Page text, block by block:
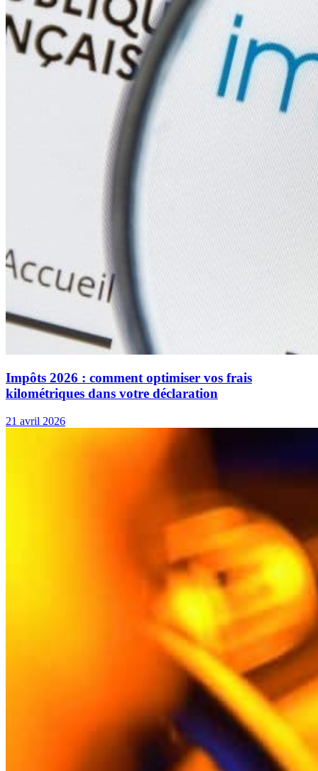
Impôts 2026 : comment optimiser vos frais
kilométriques dans votre déclaration
21 avril 2026